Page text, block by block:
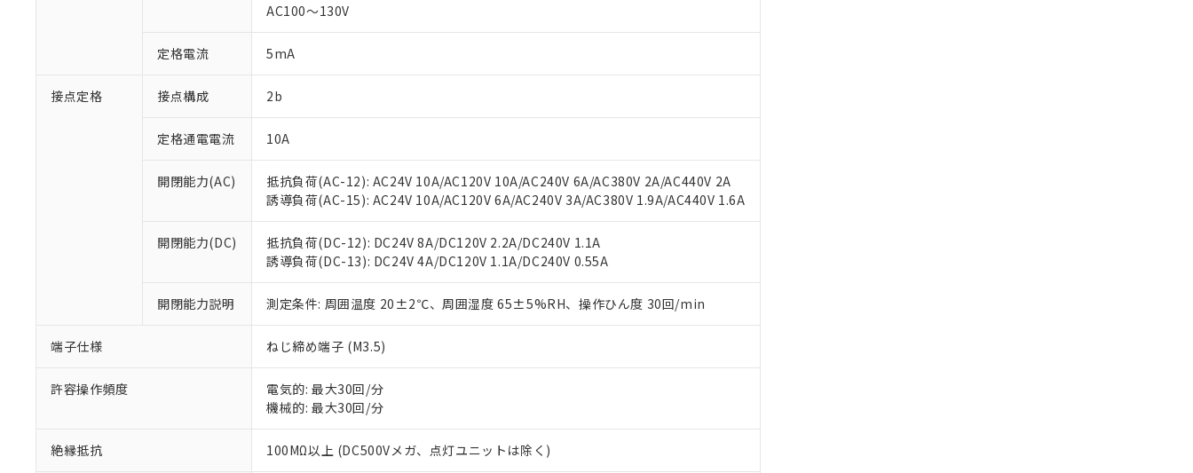
AC100～130V
定格電流 5mA
接点定格 接点構成 2b
定格通電電流 10A
開閉能力(AC)
抵抗負荷(AC-12): AC24V 10A/AC120V 10A/AC240V 6A/AC380V 2A/AC440V 2A
誘導負荷(AC-15): AC24V 10A/AC120V 6A/AC240V 3A/AC380V 1.9A/AC440V 1.6A
開閉能力(DC)
抵抗負荷(DC-12): DC24V 8A/DC120V 2.2A/DC240V 1.1A
誘導負荷(DC-13): DC24V 4A/DC120V 1.1A/DC240V 0.55A
開閉能力説明 測定条件: 周囲温度 20±2℃、周囲湿度 65±5%RH、操作ひん度 30回/min
端子仕様 ねじ締め端子 (M3.5)
許容操作頻度
電気的: 最大30回/分
機械的: 最大30回/分
絶縁抵抗 100MΩ以上 (DC500Vメガ、点灯ユニットは除く)
以下の条件をお読みいただき、同意のうえご利用ください。
正式な納期状況および標準価格はお客様のお取引先、またはお客様担当のオムロン制御機器販売店・
当社販売員にご相談ください。
オムロン制御機器販売店や当社販売拠点は「販売ネットワーク
」をご確認ください。
在庫状況および標準価格結果を当社の事前の承諾なく第三者に漏洩または開示しないようお願いしま
す。
マイパーツ機能（部品リスト作成サービス）をご利用いただくには、I-Webメンバーズにご登録され
ている必要があります。
が、当社の製品・サービスに関するお客様との取引・商談に必要な範囲で利用することをご了承くだ
さい。
※当社の共同利用者とは、
いる法人を指します。
があります。
*EU RoHS指令（10物質）：
六価クロム(Cr(Ⅵ)) 1000ppm以下、ポリ臭化ビフェニル類(PBB) 1000ppm以下、ポリ臭化ジフェニルエーテル類(PBDE) 1000ppm以下、
但し、RoHS指令で産業用監視および制御機器に対する適用除外項目は除く。
フタル酸エステル類の４物質については閾値を超える意図的な使用がないことを確認しています。
※2 対応予定月
部品在庫の切り替え状況などにより、予定月が前後することがあります。
※3 非含有証明書ダウンロード
EU RoHS指令（10物質）の非含有証明書
51物質の非含有証明書（当社基準）
※本証明書は発行日時点で非含有を証明するもので、過去に遡って非含有を証明するものではありません。
また、RoHS指令のフタル酸エステル類４物質の対応では、対応完了までの期間は出荷製品に未対応品が
混在することから備考欄に対応日を記載しておりました。
既に当社にて対応品への在庫切替を完了していることから、特段のことがない限り、2022年1月12日よ
「×」：最大均質材料含有率が中国RoHSの基準値を超えていることを示します。
「－」：未確認です。当社販売部門へお問い合わせください。
Pb(鉛) :1000ppm、 Hg(水銀) : 1000ppm、 Cd(カドミウム) : 100ppm、
DBP(フタル酸ジブチル) : 1000ppm、 DIBP(フタル酸ジイソブチル) : 1000ppm、 BBP(フタル酸ブチルベンジル) : 1000ppm、
※2 環境保護使用期限
「ｅ」：有害物質（10物質）のすべてが基準値以下であることを示します。
「10」：通常の使用状況下において有害物質が外部に漏えいし、環境に深刻な影響を及ぼさない年数を意
味します。
「－」：未確認です。当社販売部門へお問い合わせください。
う）を輸出または国外への提供する場合は、日本国政府の輸出許可(または役務取引許可)を取得する
置等に一切使用いたしません。
当社は、貴社製品を第三者に販売する場合は、上記1、2および3の内容を当該第三者に通知します。
また当社は、販売先および販売に係わる関係者が違法に輸出するおそれがある場合は、取り引きをい
たしません。
記
説明
△ 一定数には満たないが在庫あり
－
在庫なし(最新の在庫状況については、お客様のお取引先、またはお客様担当のオムロン制御
機器販売店・当社販売員にご確認ください)
空
白
受注生産機種、また在庫状況の情報を公開していない機種